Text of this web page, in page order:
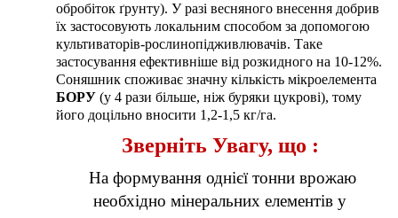
обробіток ґрунту). У разі весняного внесення добрив
їх застосовують локальним способом за допомогою
культиваторів-рослинопідживлювачів. Таке
застосування ефективніше від розкидного на 10-12%.
Соняшник споживає значну кількість мікроелемента
БОРУ (у 4 рази більше, ніж буряки цукрові), тому
його доцільно вносити 1,2-1,5 кг/га.
Зверніть Увагу, що :
На формування однієї тонни врожаю
необхідно мінеральних елементів у